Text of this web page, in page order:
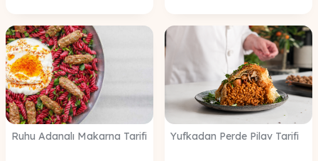
Ruhu Adanalı Makarna Tarifi Yufkadan Perde Pilav Tarifi